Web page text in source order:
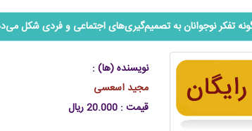
تفکر نوجوانان به تصمیم‌گیری‌های اجتماعی و فردی شکل
نویسنده (ها) :
مجید اسعسی
قیمت : 20.000 ریال